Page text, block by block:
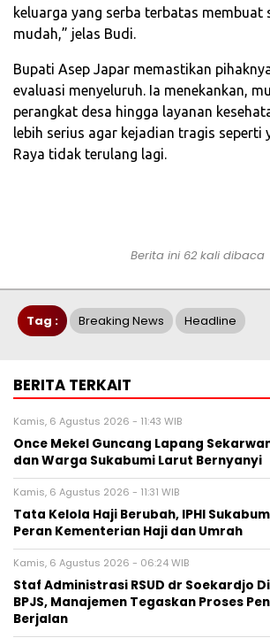
keluarga yang serba terbatas membuat
mudah,” jelas Budi.
Bupati Asep Japar memastikan
evaluasi menyeluruh. Ia menekankan,
perangkat desa hingga layanan
lebih serius agar kejadian tragis seperti
Raya tidak terulang lagi.
Berita ini 62 kali dibaca
Tag : Breaking News Headline
BERITA TERKAIT
Kamis, 6 Agustus 2026 - 11:43 WIB
Once Mekel Guncang Lapang
dan Warga Sukabumi Larut Bernyanyi
Kamis, 6 Agustus 2026 - 11:31 WIB
Tata Kelola Haji Berubah, IPHI
Peran Kementerian Haji dan Umrah
Kamis, 6 Agustus 2026 - 06:24 WIB
Staf Administrasi RSUD dr Soekardjo
BPJS, Manajemen Tegaskan Proses
Berjalan